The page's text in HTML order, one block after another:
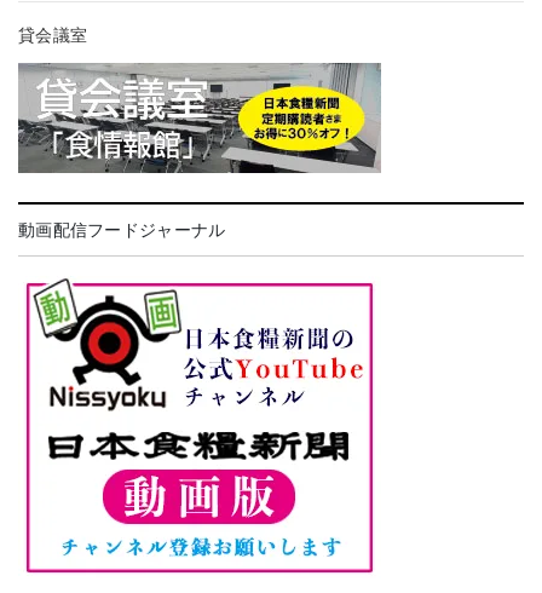
貸会議室
動画配信フードジャーナル